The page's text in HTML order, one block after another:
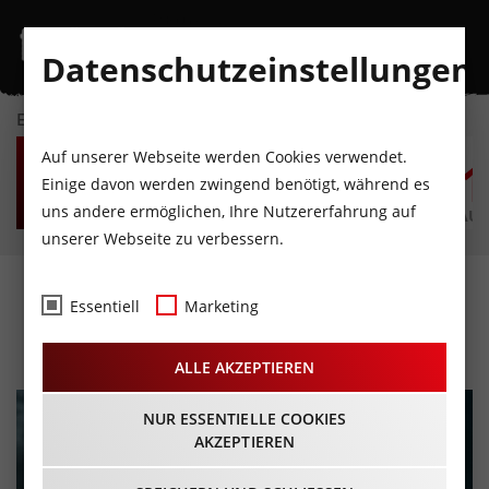
EVENTKALENDER
FR
7
AUGUST
SA
8
AUGUST
SO
9
AUGUST
MO
10
AUGUST
DI
11
AUGUST
Sommerkonzert 2026
03.07.2026 - Beginn 19:30 Uhr
Datenschutzeinstellungen
Auf unserer Webseite werden Cookies verwendet.
Einige davon werden zwingend benötigt, während es
uns andere ermöglichen, Ihre Nutzererfahrung auf
unserer Webseite zu verbessern.
Essentiell Marketing
ALLE AKZEPTIEREN
NUR ESSENTIELLE COOKIES
AKZEPTIEREN